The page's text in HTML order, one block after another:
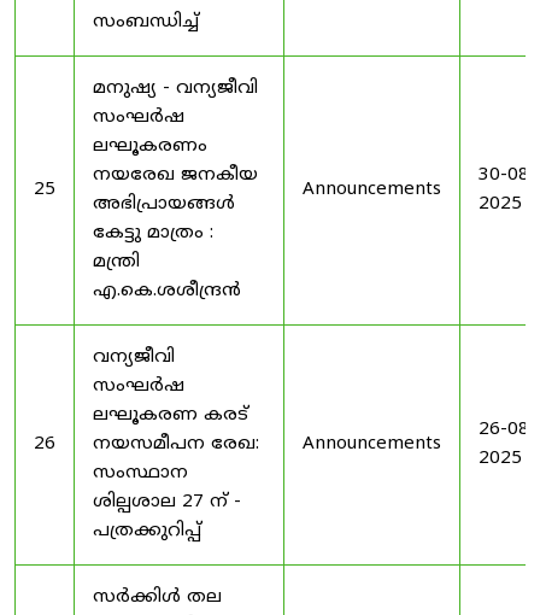
സംബന്ധിച്ച്
25
മനുഷ്യ - വന്യജീവി
സംഘർഷ
ലഘൂകരണം
നയരേഖ ജനകീയ
അഭിപ്രായങ്ങൾ
കേട്ടു മാത്രം :
മന്ത്രി
എ.കെ.ശശീന്ദ്രൻ
Announcements
30-08-
2025
26
വന്യജീവി
സംഘർഷ
ലഘൂകരണ കരട്
നയസമീപന രേഖ:
സംസ്ഥാന
ശില്പശാല 27 ന് -
പത്രക്കുറിപ്പ്
Announcements
26-08-
2025
സർക്കിൾ തല